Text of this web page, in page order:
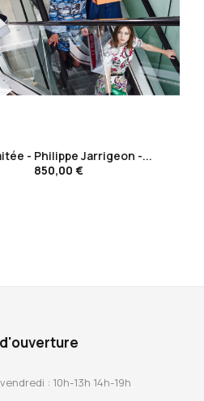
- Philippe Jarrigeon -...
850,00 €
: 10h-13h 14h-19h